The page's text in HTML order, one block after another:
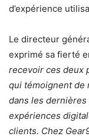
d’expérience
Le directeur
exprimé sa fierté
recevoir ces deux
qui témoignent de
dans les
expériences
clients. Chez